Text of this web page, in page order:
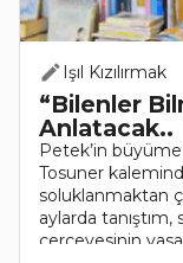
Işıl Kızılırmak
“Bilenler
Anlatacak..
Petek’in
Tosuner
soluklanmaktan
aylarda tanıştım,
çerçevesinin